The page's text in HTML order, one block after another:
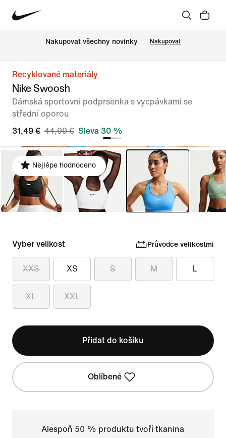
Nakupovat všechny novinky Nakupovat
Recyklované materiály
Nike Swoosh
Dámská sportovní podprsenka s vycpávkami se
střední oporou
31,49 € 44,99 € Sleva 30 %
Nejlépe hodnoceno
Vyber velikost Průvodce velikostmi
XXS XS S M L
XL XXL
Přidat do košíku
Oblíbené
Alespoň 50 % produktu tvoří tkanina